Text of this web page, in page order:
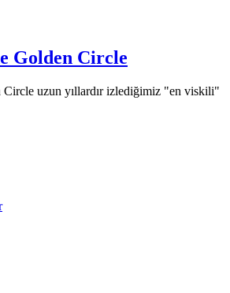
Golden Circle
uzun yıllardır izlediğimiz "en viskili"